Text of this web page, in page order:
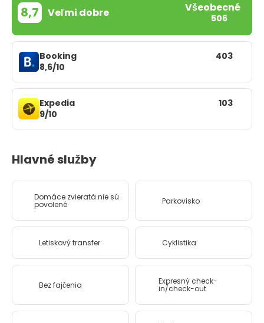
8,7 Veľmi dobre Všeobecné
506
Booking
8,6/10
403
Expedia
9/10
103
Hlavné služby
Domáce zvieratá nie sú
povolené Parkovisko
Letiskový transfer Cyklistika
Bez fajčenia Expresný check-
in/check-out